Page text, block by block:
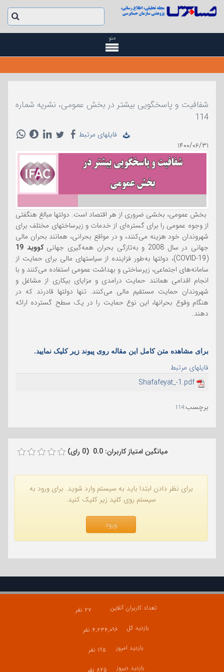
منو
شفافیت و پاسخگویی بیشتر در بخش عمومی، نشریه شماره
114
فایلهای مرتبط
۱۴۰۰/۰۶/۳۱
بخش عمومی، بخشی ضروری از هر اقتصاد است. دولتها مبالغ هنگفتی
از وجوه عمومی را برای گستره‌ای از خدمات و زیرساختهای مختلف برای
شهروندان خود هزینه می‌کنند، و در مواقع بحرانی، همانند بحران مالی
جهانی در سال 2008 و به‌تازگی بحران همه‌گیری جهانی
کووید 19
(COVID-19)، دولتها به‌طور فزاینده از سیاستهای مالی برای حمایت از
سامانه‌های اجتماعی، زیرساختی و بهداشت عمومی استفاده می‌کنند و با
انجام اقدامی همانند حمایت درامدی و مزایای بیکاری از مشاغل و
شهروندان حمایت مستقیم مالی می‌کنند. تنها دولتها قادرند که در
هنگام وقوع بحرانها، این نوع حمایت را در یک سطح گسترده ارائه
دهند.
برای مشاهده متن کامل این مقاله روی پیوند زیر کلیک نمایید.
فایلهای مرتبط
Shafafeyat_-1.pdf
برچسب:
114
میانگین امتیاز کاربران: 0.0 (0 رای)
برای نظر دادن ابتدا باید به سیستم وارد شوید. برای ورود به
سیستم روی کلید زیر کلیک کنید.
ورود
تعداد کاربران آنلاین
۲۷ نفر
بازدید کل
۴,۲۳۴,۰۹۶ نفر
بازدید امروز
۱۹۵ نفر
بازدید دیروز
۸۲۵ نفر